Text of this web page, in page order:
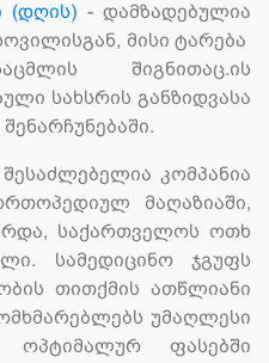
(დღის) - დამზადებულია
მისი ტარება
შიგნითაც.ის
სახსრის განზიდვასა
კომპანია
მაღაზიაში,
საქართველოს ოთხ
სამედიცინო ჯგუფს
თითქმის ათწლიანი
უმაღლესი
ოპტიმალურ ფასებში